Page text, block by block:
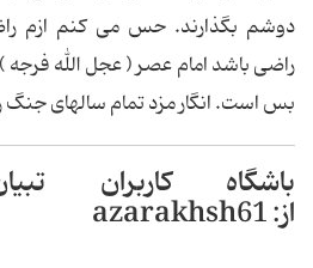
دوشم بگذارند. حس می کنم ازم
راضی باشد امام عصر ( عجل الله
بس است. انگار مزد تمام سالهای جنگ
باشگاه کاربران
از: azarakhsh61